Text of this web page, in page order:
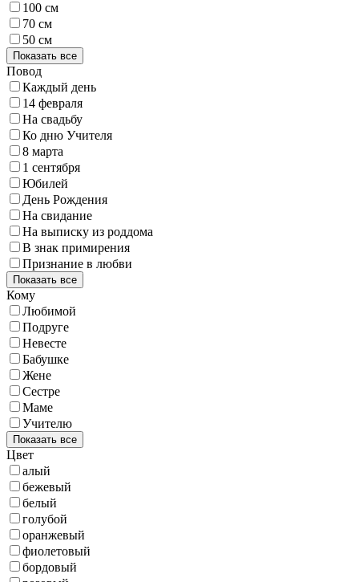
100 см
70 см
50 см
Показать все
Повод
Каждый день
14 февраля
На свадьбу
Ко дню Учителя
8 марта
1 сентября
Юбилей
День Рождения
На свидание
На выписку из роддома
В знак примирения
Признание в любви
Показать все
Кому
Любимой
Подруге
Невесте
Бабушке
Жене
Сестре
Маме
Учителю
Показать все
Цвет
алый
бежевый
белый
голубой
оранжевый
фиолетовый
бордовый